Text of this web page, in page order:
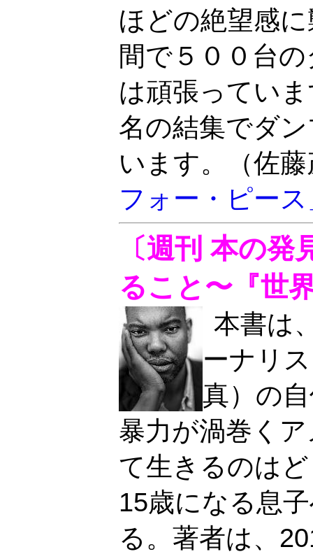
ほどの絶望感
間で５００台
は頑張ってい
名の結集でダ
います。（佐
フォー・ピー
〔週刊 本の
ること〜『世
本書は
ーナリ
真）の
暴力が渦巻く
て生きるのは
15歳になる息
る。著者は、